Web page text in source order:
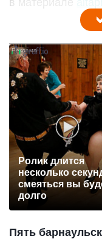
Ролик длится
несколько
смеяться вы
долго
Пять